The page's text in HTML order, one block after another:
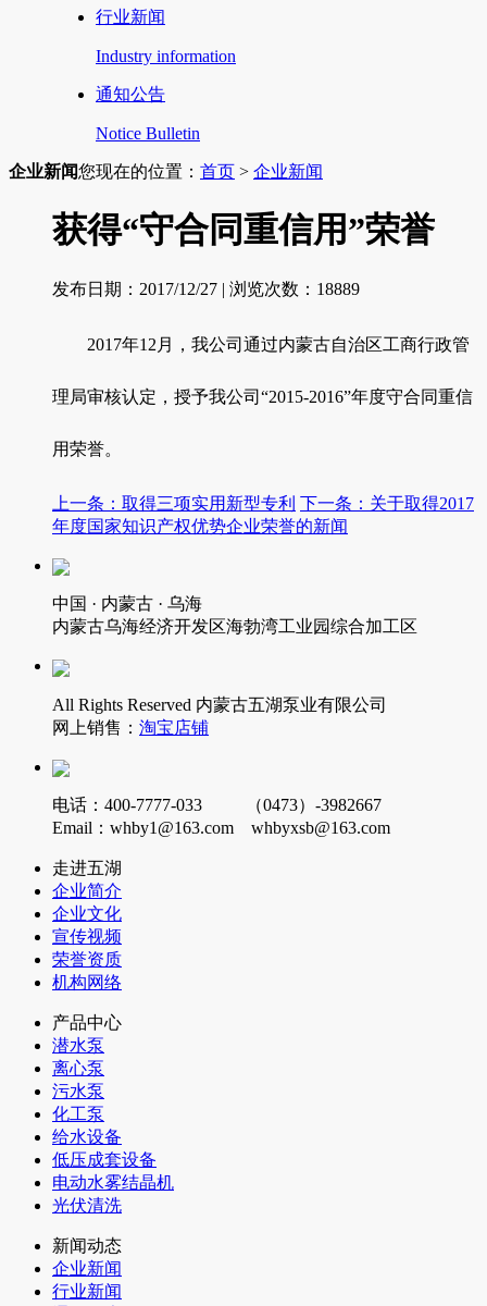
行业新闻
Industry information
通知公告
Notice Bulletin
企业新闻您现在的位置： 首页 > 企业新闻
获得“守合同重信用”荣誉
发布日期：2017/12/27 | 浏览次数： 18889
2017年12月，我公司通过内蒙古自治区工商行政管
理局审核认定，授予我公司“2015-2016”年度守合同重信
用荣誉。
上一条：取得三项实用新型专利 下一条：关于取得2017
年度国家知识产权优势企业荣誉的新闻
中国 · 内蒙古 · 乌海
内蒙古乌海经济开发区海勃湾工业园综合加工区
All Rights Reserved 内蒙古五湖泵业有限公司
网上销售： 淘宝店铺
电话：400-7777-033 （0473）-3982667
Email：whby1@163.com whbyxsb@163.com
走进五湖
企业简介
企业文化
宣传视频
荣誉资质
机构网络
产品中心
潜水泵
离心泵
污水泵
化工泵
给水设备
低压成套设备
电动水雾结晶机
光伏清洗
新闻动态
企业新闻
行业新闻